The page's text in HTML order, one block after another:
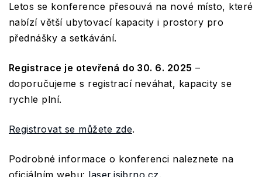
Letos se konference přesouvá na nové místo, které
nabízí větší ubytovací kapacity i prostory pro
přednášky a setkávání.
Registrace je otevřená do 30. 6. 2025 –
doporučujeme s registrací neváhat, kapacity se
rychle plní.
Registrovat se můžete zde.
Podrobné informace o konferenci naleznete na
oficiálním webu: laser.isibrno.cz.